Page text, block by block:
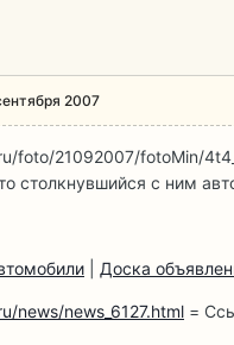
2007
foto/21092007/fotoMin/
столкнувшийся с ним
Доска
news/news_6127.html =